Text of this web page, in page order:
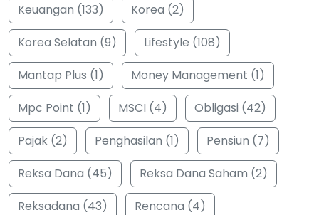
Keuangan (133)
Korea (2)
Korea Selatan (9)
Lifestyle (108)
Mantap Plus (1)
Money Management (1)
Mpc Point (1)
MSCI (4)
Obligasi (42)
Pajak (2)
Penghasilan (1)
Pensiun (7)
Reksa Dana (45)
Reksa Dana Saham (2)
Reksadana (43)
Rencana (4)